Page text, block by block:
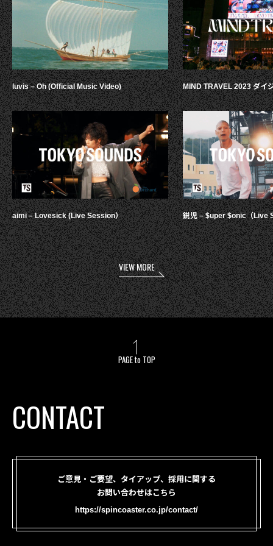
luvis – Oh (Official Music Video)
aimi – Lovesick (Live Session）
MIND TRAVEL 2023 ダイ
鋭児 – $uper $onic（Live
VIEW MORE
PAGE to TOP
CONTACT
ご意見・ご要望、タイアップ、採用に関する
お問い合わせはこちら
https://spincoaster.co.jp/contact/